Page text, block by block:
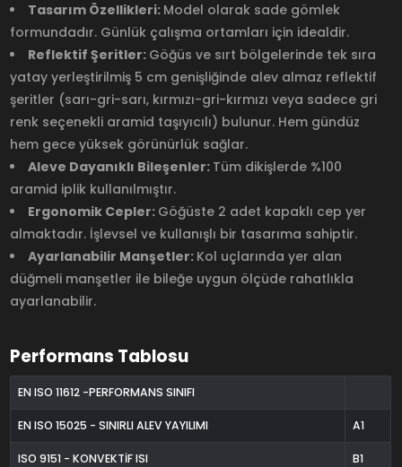
Tasarım Özellikleri: Model olarak sade gömlek
formundadır. Günlük çalışma ortamları için idealdir.
Reflektif Şeritler: Göğüs ve sırt bölgelerinde tek sıra
yatay yerleştirilmiş 5 cm genişliğinde alev almaz reflektif
şeritler (sarı-gri-sarı, kırmızı-gri-kırmızı veya sadece gri
renk seçenekli aramid taşıyıcılı) bulunur. Hem gündüz
hem gece yüksek görünürlük sağlar.
Aleve Dayanıklı Bileşenler: Tüm dikişlerde %100
aramid iplik kullanılmıştır.
Ergonomik Cepler: Göğüste 2 adet kapaklı cep yer
almaktadır. İşlevsel ve kullanışlı bir tasarıma sahiptir.
Ayarlanabilir Manşetler: Kol uçlarında yer alan
düğmeli manşetler ile bileğe uygun ölçüde rahatlıkla
ayarlanabilir.
Performans Tablosu
EN ISO 11612 -PERFORMANS SINIFI
EN ISO 15025 - SINIRLI ALEV YAYILIMI A1
ISO 9151 - KONVEKTİF ISI B1